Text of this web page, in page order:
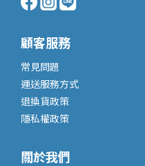
顧客服務
常見問題
運送服務方式
退換貨政策
隱私權政策
關於我們